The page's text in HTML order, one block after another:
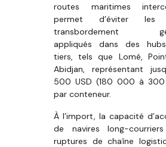
routes maritimes
permet d’éviter
transbordement
appliqués dans des
tiers, tels que Lomé,
Abidjan, représentant
500 USD (180 000 à 300
par conteneur.
À l’import, la capacité
de navires long-
ruptures de chaîne